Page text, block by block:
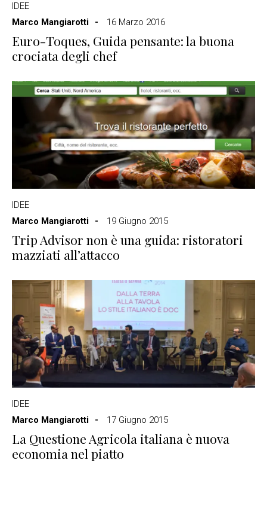
IDEE
Marco Mangiarotti
16 Marzo 2016
Euro-Toques, Guida pensante: la buona
crociata degli chef
IDEE
Marco Mangiarotti
19 Giugno 2015
Trip Advisor non è una guida: ristoratori
mazziati all’attacco
IDEE
Marco Mangiarotti
17 Giugno 2015
La Questione Agricola italiana è nuova
economia nel piatto